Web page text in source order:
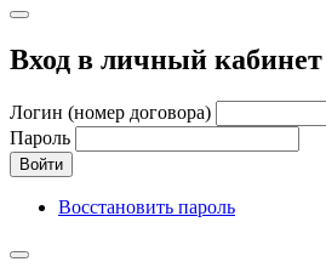
Вход в личный кабинет
Логин (номер договора)
Пароль
Войти
Восстановить пароль